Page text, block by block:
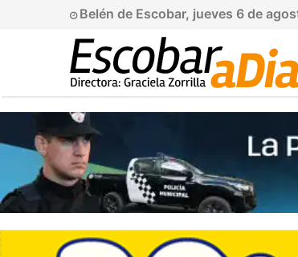
Belén de Escobar, jueves 6 de